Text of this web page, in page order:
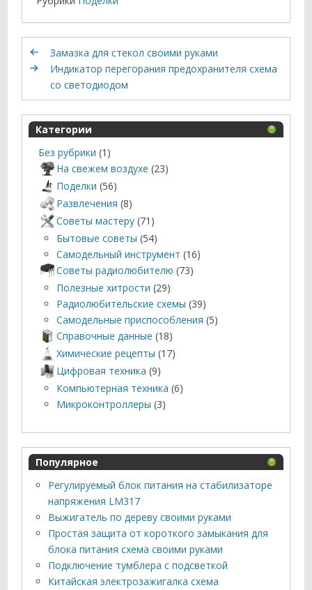
Замазка для стекол своими руками
Индикатор перегорания предохранителя схема
со светодиодом
Категории
Без рубрики (1)
На свежем воздухе (23)
Поделки (56)
Развлечения (8)
Советы мастеру (71)
Бытовые советы (54)
Самодельный инструмент (16)
Советы радиолюбителю (73)
Полезные хитрости (29)
Радиолюбительские схемы (39)
Самодельные приспособления (5)
Справочные данные (18)
Химические рецепты (17)
Цифровая техника (9)
Компьютерная техника (6)
Микроконтроллеры (3)
Популярное
Регулируемый блок питания на стабилизаторе
напряжения LM317
Выжигатель по дереву своими руками
Простая защита от короткого замыкания для
блока питания схема своими руками
Подключение тумблера с подсветкой
Китайская электрозажигалка схема